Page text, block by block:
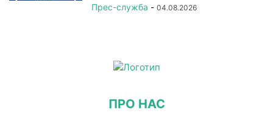
Прес-служба - 04.08.2026
ПРО НАС